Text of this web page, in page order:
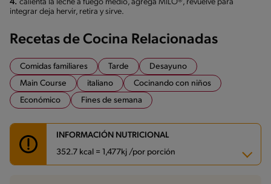
4. calienta la leche a fuego medio, agrega MILO®, revuelve para
integrar deja hervir, retira y sirve.
Recetas de Cocina Relacionadas
Comidas familiares Tarde
Desayuno
Main Course
italiano
Cocinando con niños
Económico
Fines de semana
INFORMACIÓN NUTRICIONAL
352.7 kcal = 1,477kj /por porción